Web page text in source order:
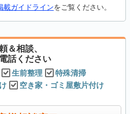
載ガイドラインをご覧ください。
＆相談、
話ください
生前整理
特殊清掃
空き家・ゴミ屋敷片付け